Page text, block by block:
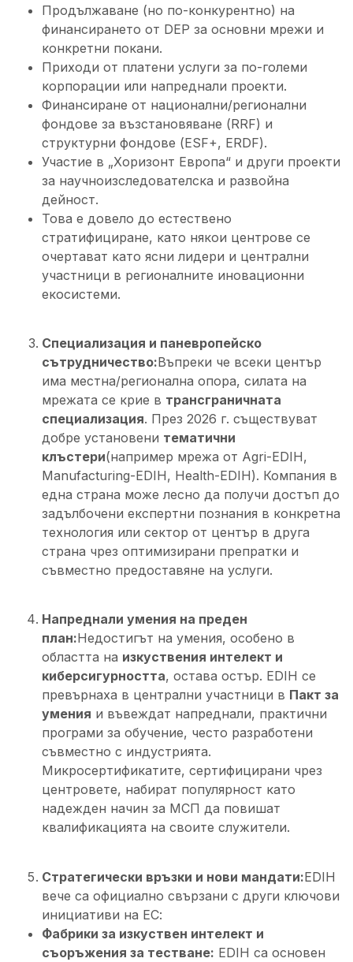
Продължаване (но по-конкурентно) на
финансирането от DEP за основни мрежи и
конкретни покани.
Приходи от платени услуги за по-големи
корпорации или напреднали проекти.
Финансиране от национални/регионални
фондове за възстановяване (RRF) и
структурни фондове (ESF+, ERDF).
Участие в „Хоризонт Европа“ и други проекти
за научноизследователска и развойна
дейност.
Това е довело до естествено
стратифициране, като някои центрове се
очертават като ясни лидери и централни
участници в регионалните иновационни
екосистеми.
Специализация и паневропейско
сътрудничество:Въпреки че всеки център
има местна/регионална опора, силата на
мрежата се крие в трансграничната
специализация. През 2026 г. съществуват
добре установени тематични
клъстери(например мрежа от Agri-EDIH,
Manufacturing-EDIH, Health-EDIH). Компания в
една страна може лесно да получи достъп до
задълбочени експертни познания в конкретна
технология или сектор от център в друга
страна чрез оптимизирани препратки и
съвместно предоставяне на услуги.
Напреднали умения на преден
план:Недостигът на умения, особено в
областта на изкуствения интелект и
киберсигурността, остава остър. EDIH се
превърнаха в централни участници в Пакт за
умения и въвеждат напреднали, практични
програми за обучение, често разработени
съвместно с индустрията.
Микросертификатите, сертифицирани чрез
центровете, набират популярност като
надежден начин за МСП да повишат
квалификацията на своите служители.
Стратегически връзки и нови мандати:EDIH
вече са официално свързани с други ключови
инициативи на ЕС:
Фабрики за изкуствен интелект и
съоръжения за тестване: EDIH са основен